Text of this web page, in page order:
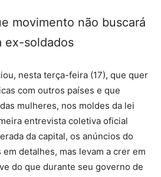
movimento não buscará
ex-soldados
nesta terça-feira (17), que quer
com outros países e que
mulheres, nos moldes da lei
entrevista coletiva oficial
da capital, os anúncios do
detalhes, mas levam a crer em
do que durante seu governo de